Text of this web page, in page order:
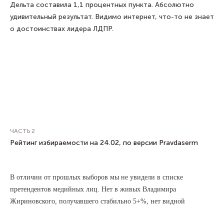
Дельта составила 1,1 процентных пункта. Абсолютно
удивительный результат. Видимо интернет, что-то не знает
о достоинствах лидера ЛДПР.
ЧАСТЬ 2
Рейтинг избираемости на 24.02, по версии Pravdaserm
В отличии от прошлых выборов мы не увидели в списке
претендентов медийных лиц. Нет в живых Владимира
Жириновского, получавшего стабильно 5+%, нет видной